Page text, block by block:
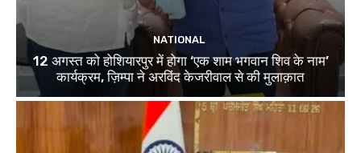
NATIONAL
12 अगस्त को होशियारपुर में होगा ‘एक शाम भगवान शिव के नाम’
कार्यक्रम, ज़िम्पा ने अरविंद केजरीवाल से की मुलाक़ात